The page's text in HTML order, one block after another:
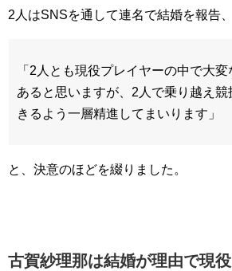
2人はSNSを通して連名で結婚を報告、
「2人とも現役プレイヤーの中で大
あると思いますが、2人で乗り越え
きるよう一層精進してまいります」
と、決意のほどを綴りました。
古賀紗理那は結婚が理由で現